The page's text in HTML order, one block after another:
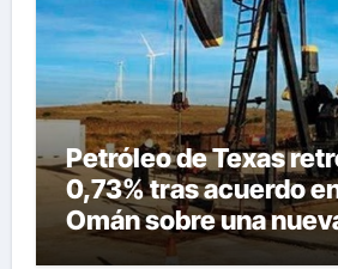
Petróleo de Texas
0,73% tras acuerdo
Omán sobre una
Ormuz